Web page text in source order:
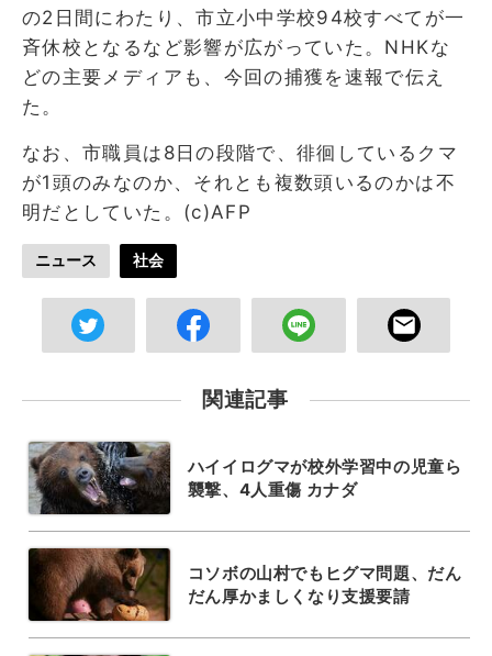
の2日間にわたり、市立小中学校94校すべてが一
斉休校となるなど影響が広がっていた。NHKな
どの主要メディアも、今回の捕獲を速報で伝え
た。
なお、市職員は8日の段階で、徘徊しているクマ
が1頭のみなのか、それとも複数頭いるのかは不
明だとしていた。(c)AFP
ニュース 社会
関連記事
ハイイログマが校外学習中の児童ら
襲撃、4人重傷 カナダ
コソボの山村でもヒグマ問題、だん
だん厚かましくなり支援要請